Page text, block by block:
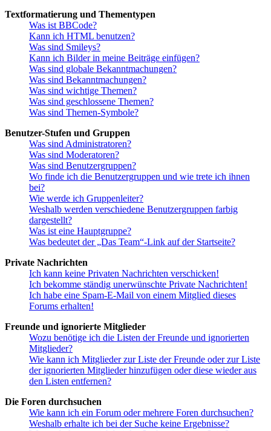
Textformatierung und Thementypen
Was ist BBCode?
Kann ich HTML benutzen?
Was sind Smileys?
Kann ich Bilder in meine Beiträge einfügen?
Was sind globale Bekanntmachungen?
Was sind Bekanntmachungen?
Was sind wichtige Themen?
Was sind geschlossene Themen?
Was sind Themen-Symbole?
Benutzer-Stufen und Gruppen
Was sind Administratoren?
Was sind Moderatoren?
Was sind Benutzergruppen?
Wo finde ich die Benutzergruppen und wie trete ich ihnen
bei?
Wie werde ich Gruppenleiter?
Weshalb werden verschiedene Benutzergruppen farbig
dargestellt?
Was ist eine Hauptgruppe?
Was bedeutet der „Das Team“-Link auf der Startseite?
Private Nachrichten
Ich kann keine Privaten Nachrichten verschicken!
Ich bekomme ständig unerwünschte Private Nachrichten!
Ich habe eine Spam-E-Mail von einem Mitglied dieses
Forums erhalten!
Freunde und ignorierte Mitglieder
Wozu benötige ich die Listen der Freunde und ignorierten
Mitglieder?
Wie kann ich Mitglieder zur Liste der Freunde oder zur Liste
der ignorierten Mitglieder hinzufügen oder diese wieder aus
den Listen entfernen?
Die Foren durchsuchen
Wie kann ich ein Forum oder mehrere Foren durchsuchen?
Weshalb erhalte ich bei der Suche keine Ergebnisse?